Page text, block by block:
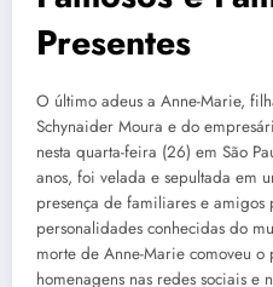
Presentes
O último adeus a Anne-Marie,
Schynaider Moura e do
nesta quarta-feira (26) em São
anos, foi velada e sepultada em
presença de familiares e
personalidades conhecidas do
morte de Anne-Marie comoveu
homenagens nas redes sociais